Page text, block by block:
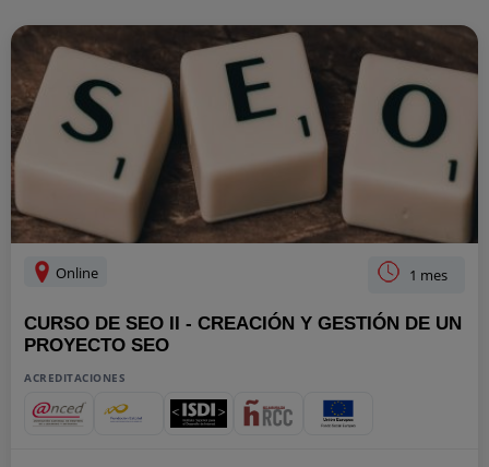
Online 1 mes
CURSO DE SEO II - CREACIÓN Y GESTIÓN DE UN
PROYECTO SEO
ACREDITACIONES